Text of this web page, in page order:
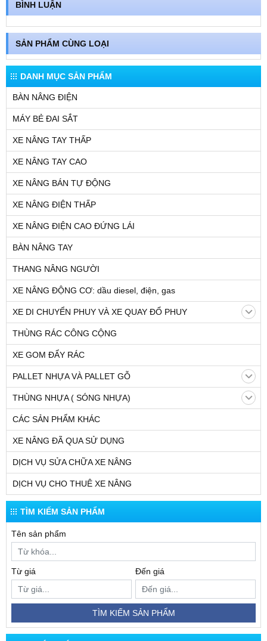
DANH MỤC SẢN PHẨM
BÀN NÂNG ĐIỆN
MÁY BẺ ĐAI SẮT
XE NÂNG TAY THẤP
XE NÂNG TAY CAO
XE NÂNG BÁN TỰ ĐỘNG
XE NÂNG ĐIỆN THẤP
XE NÂNG ĐIỆN CAO ĐỨNG LÁI
BÀN NÂNG TAY
THANG NÂNG NGƯỜI
XE NÂNG ĐỘNG CƠ: dầu diesel, điện, gas
XE DI CHUYỂN PHUY VÀ XE QUAY ĐỔ PHUY
THÙNG RÁC CÔNG CỘNG
XE GOM ĐẨY RÁC
PALLET NHỰA VÀ PALLET GỖ
THÙNG NHỰA ( SÓNG NHỰA)
CÁC SẢN PHẨM KHÁC
XE NÂNG ĐÃ QUA SỬ DỤNG
DỊCH VỤ SỬA CHỮA XE NÂNG
DỊCH VỤ CHO THUÊ XE NÂNG
TÌM KIẾM SẢN PHẨM
Tên sản phẩm
Từ giá Đến giá
TÌM KIẾM SẢN PHẨM
BÌNH LUẬN
SẢN PHẨM CÙNG LOẠI